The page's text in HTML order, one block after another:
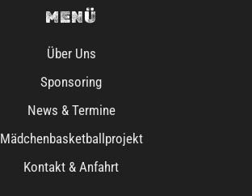
MENÜ
Über Uns
Sponsoring
News & Termine
Mädchenbasketballprojekt
Kontakt & Anfahrt